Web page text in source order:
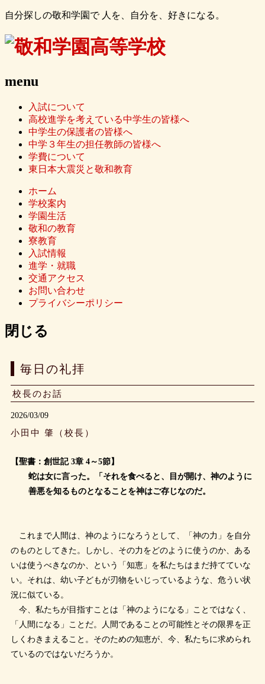
自分探しの敬和学園で 人を、自分を、好きになる。
menu
入試について
高校進学を考えている中学生の皆様へ
中学生の保護者の皆様へ
中学３年生の担任教師の皆様へ
学費について
東日本大震災と敬和教育
ホーム
学校案内
学園生活
敬和の教育
寮教育
入試情報
進学・就職
交通アクセス
お問い合わせ
プライバシーポリシー
閉じる
毎日の礼拝
校長のお話
2026/03/09
小田中 肇（校長）
【聖書：創世記 3章 4～5節】
蛇は女に言った。「それを食べると、目が開け、神のように
善悪を知るものとなることを神はご存じなのだ。
これまで人間は、神のようになろうとして、「神の力」を自分
のものとしてきた。しかし、その力をどのように使うのか、ある
いは使うべきなのか、という「知恵」を私たちはまだ持てていな
い。それは、幼い子どもが刃物をいじっているような、危うい状
況に似ている。
今、私たちが目指すことは「神のようになる」ことではなく、
「人間になる」ことだ。人間であることの可能性とその限界を正
しくわきまえること。そのための知恵が、今、私たちに求められ
ているのではないだろうか。